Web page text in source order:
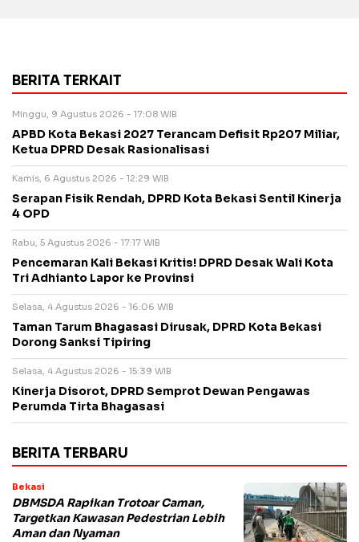
BERITA TERKAIT
Minggu, 9 Agustus 2026 - 17:08 WIB
APBD Kota Bekasi 2027 Terancam Defisit Rp207 Miliar,
Ketua DPRD Desak Rasionalisasi
Kamis, 6 Agustus 2026 - 12:29 WIB
Serapan Fisik Rendah, DPRD Kota Bekasi Sentil Kinerja
4 OPD
Rabu, 5 Agustus 2026 - 17:17 WIB
Pencemaran Kali Bekasi Kritis! DPRD Desak Wali Kota
Tri Adhianto Lapor ke Provinsi
Selasa, 4 Agustus 2026 - 16:06 WIB
Taman Tarum Bhagasasi Dirusak, DPRD Kota Bekasi
Dorong Sanksi Tipiring
Selasa, 4 Agustus 2026 - 15:39 WIB
Kinerja Disorot, DPRD Semprot Dewan Pengawas
Perumda Tirta Bhagasasi
BERITA TERBARU
Bekasi
DBMSDA Rapikan Trotoar Caman,
Targetkan Kawasan Pedestrian Lebih
Aman dan Nyaman